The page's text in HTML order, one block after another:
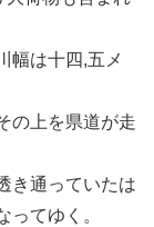
幅は十四,五メ
の上を県道が走
き通っていたは
てゆく。